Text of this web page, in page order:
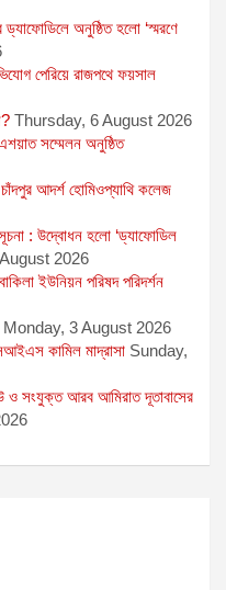
অনুষ্ঠিত হলো ‘স্মরণে
পেরিয়ে রাজপথে ফয়সাল
Thursday, 6 August 2026
সম্মেলন অনুষ্ঠিত
আদর্শ হোমিওপ্যাথি কলেজ
: উদ্বোধন হলো ‘ড্যাফোডিল
2026
ইউনিয়ন পরিষদ পরিদর্শন
Monday, 3 August 2026
কামিল মাদ্রাসা Sunday,
ও সংযুক্ত আরব আমিরাত দূতাবাসের